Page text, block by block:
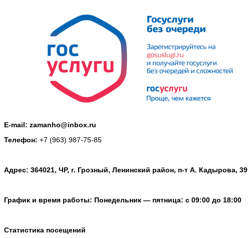
E-mail: zamanho@inbox.ru
Телефон: +7 (963) 987-75-85
Адрес: 364021, ЧР, г. Грозный, Ленинский район, п-т А. Кадырова, 39
График и время работы: Понедельник — пятница: с 09:00 до 18:00
Статистика посещений